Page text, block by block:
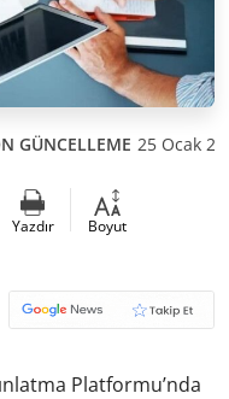
GÜNCELLEME 25 Ocak
Yazdır Boyut
Platformu’nda